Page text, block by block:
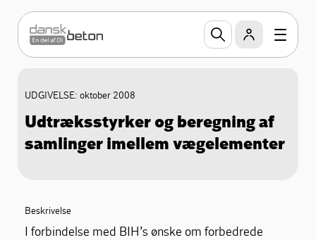
UDGIVELSE: oktober 2008
Udtræksstyrker og beregning af
samlinger imellem vægelementer
Beskrivelse
I forbindelse med BIH’s ønske om forbedrede